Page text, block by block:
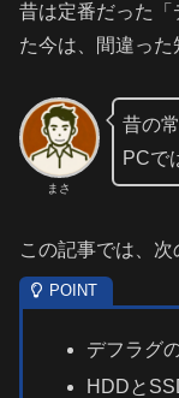
昔は定番だった
た今は、間違った
まさ
昔の
PCで
この記事では、次
デフラグ
HDDと